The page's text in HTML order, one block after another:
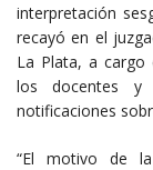
interpretación
recayó en el
La Plata, a cargo
los docentes y
notificaciones
“El motivo de